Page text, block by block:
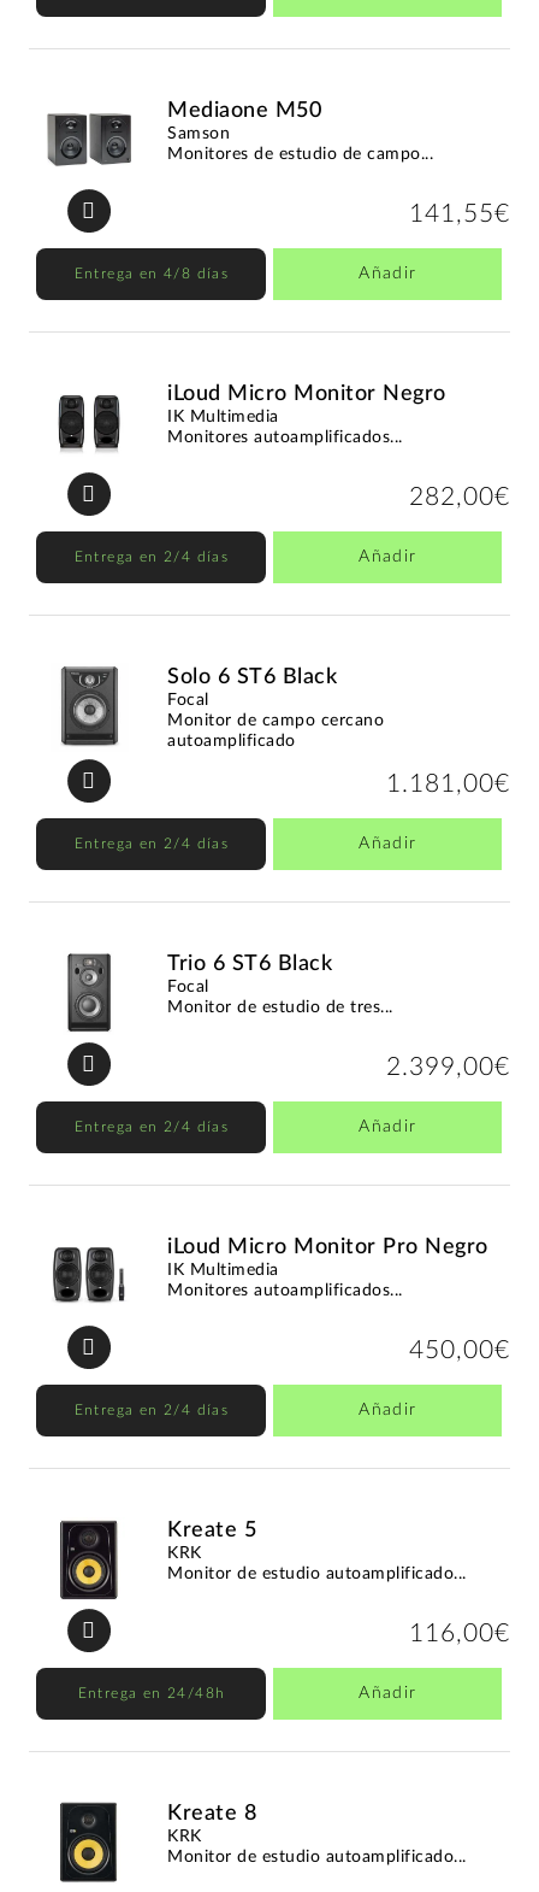
Mediaone M50
Samson
Monitores de estudio de campo...
141,55€
Entrega en 4/8 días Añadir
iLoud Micro Monitor Negro
IK Multimedia
Monitores autoamplificados...
282,00€
Entrega en 2/4 días Añadir
Solo 6 ST6 Black
Focal
Monitor de campo cercano
autoamplificado
1.181,00€
Entrega en 2/4 días Añadir
Trio 6 ST6 Black
Focal
Monitor de estudio de tres...
2.399,00€
Entrega en 2/4 días Añadir
iLoud Micro Monitor Pro Negro
IK Multimedia
Monitores autoamplificados...
450,00€
Entrega en 2/4 días Añadir
Kreate 5
KRK
Monitor de estudio autoamplificado...
116,00€
Entrega en 24/48h Añadir
Kreate 8
KRK
Monitor de estudio autoamplificado...